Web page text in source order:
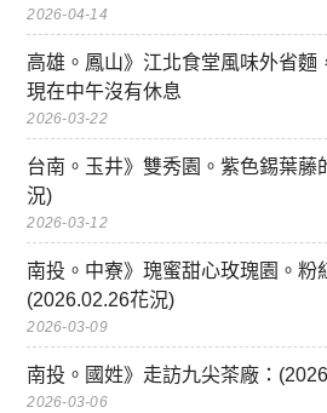
2026-04-14
高雄。鳳山》江北食堂風味外省麵
現在中午沒有休息
2026-03-22
台南。玉井》雙秀園。紫色錫葉藤
況)
2026-03-12
南投。中寮》瑰蜜甜心玫瑰園。粉
(2026.02.26花況)
2026-03-09
南投。國姓》走訪九尖茶廠：
2026-03-06